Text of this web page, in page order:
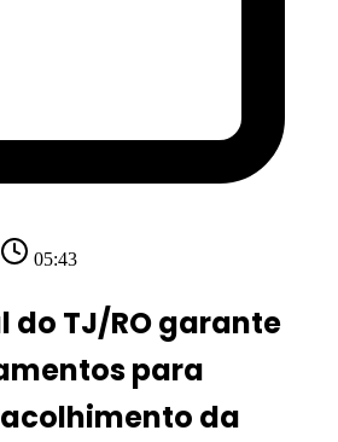
05:43
do TJ/RO garante
para
da